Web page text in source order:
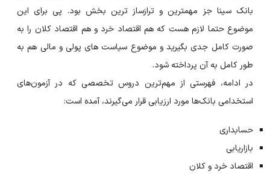
بانک سینا جز مهمترین و ترازساز ترین بخش بود. پی برای این
موضوع حتما لازم هست که هم اقتصاد خرد و هم اقتصاد کلان را به
صورت کامل جدی بگیرید و موضوع سیاست های پولی و مالی هم به
طور کامل به آن پرداخته شود.
در ادامه، فهرستی از مهم‌ترین دروس تخصصی که در آزمون‌های
استخدامی بانک‌ها مورد ارزیابی قرار می‌گیرند، آمده است:
حسابداری
بازاریابی
اقتصاد خرد و کلان